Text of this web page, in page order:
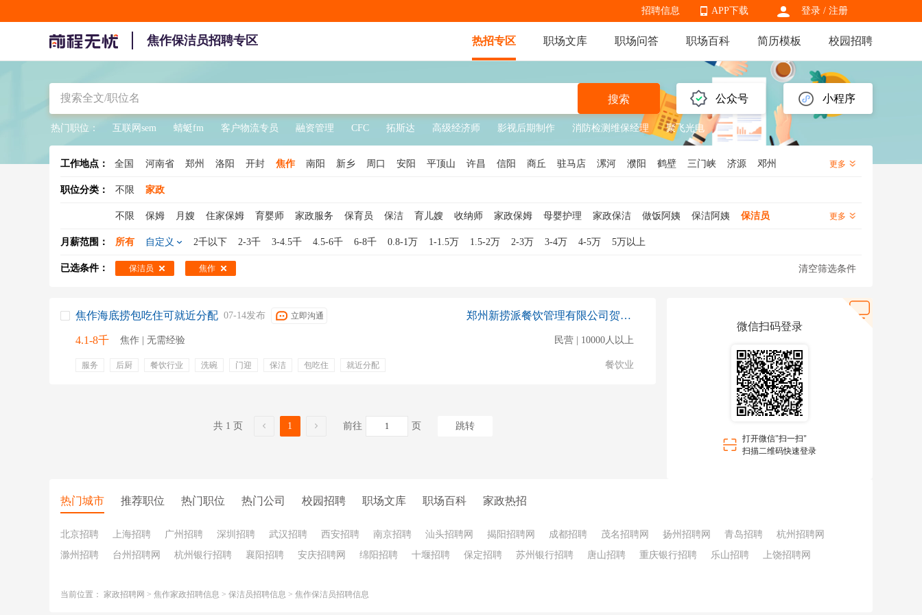
登录 / 注册
APP下载
APP下载
招聘信息
焦作保洁员招聘专区 热招专区 职场文库 职场问答 职场百科 简历模板 校园招聘
公众号 小程序
搜索
热门职位： 互联网sem 蜻蜓fm 客户物流专员 融资管理 CFC 拓斯达 高级经济师 影视后期制作 消防检测维保经理 聚飞光电
工作地点： 全国 河南省 郑州 洛阳 开封 焦作 南阳 新乡 周口 安阳 平顶山 许昌 信阳 商丘 驻马店 漯河 濮阳 鹤壁 三门峡 济源 邓州 更多
职位分类： 不限 家政
不限 保姆 月嫂 住家保姆 育婴师 家政服务 保育员 保洁 育儿嫂 收纳师 家政保姆 母婴护理 家政保洁 做饭阿姨 保洁阿姨
保洁员
老人护理
家庭保洁 物业保洁 家庭管家
更多
月薪范围： 所有 自定义 2千以下 2-3千 3-4.5千 4.5-6千 6-8千 0.8-1万 1-1.5万 1.5-2万 2-3万 3-4万 4-5万 5万以上
已选条件： 保洁员 焦作 清空筛选条件
焦作海底捞包吃住可就近分配 07-14发布 立即沟通
4.1-8千 焦作 | 无需经验
服务 后厨 餐饮行业 洗碗 门迎 保洁 包吃住
就近分配
郑州新捞派餐饮管理有限公司贺江路
民营 | 10000人以上
餐饮业
共 1 页 1 前往 页 跳转
微信扫码登录
打开微信"扫一扫"
扫描二维码快速登录
热门城市 推荐职位 热门职位 热门公司 校园招聘 职场文库 职场百科 家政热招
北京招聘 上海招聘 广州招聘 深圳招聘 武汉招聘 西安招聘 南京招聘 汕头招聘网 揭阳招聘网 成都招聘 茂名招聘网 扬州招聘网 青岛招聘
杭州招聘网
滁州招聘
台州招聘网 杭州银行招聘 襄阳招聘 安庆招聘网 绵阳招聘 十堰招聘 保定招聘 苏州银行招聘 唐山招聘 重庆银行招聘 乐山招聘 上饶招聘网
当前位置： 家政招聘网 > 焦作家政招聘信息 > 保洁员招聘信息 > 焦作保洁员招聘信息